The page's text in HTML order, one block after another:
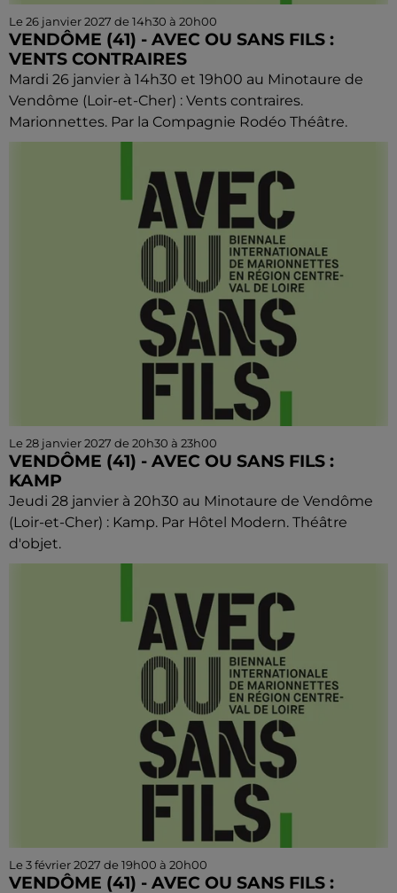
Le 26 janvier 2027 de 14h30 à 20h00
VENDÔME (41) - AVEC OU SANS FILS :
VENTS CONTRAIRES
Mardi 26 janvier à 14h30 et 19h00 au Minotaure de
Vendôme (Loir-et-Cher) : Vents contraires.
Marionnettes. Par la Compagnie Rodéo Théâtre.
Le 28 janvier 2027 de 20h30 à 23h00
VENDÔME (41) - AVEC OU SANS FILS :
KAMP
Jeudi 28 janvier à 20h30 au Minotaure de Vendôme
(Loir-et-Cher) : Kamp. Par Hôtel Modern. Théâtre
d'objet.
Le 3 février 2027 de 19h00 à 20h00
VENDÔME (41) - AVEC OU SANS FILS :